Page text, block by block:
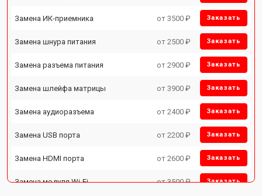
Замена ИК-приемника от 3500 ₽ Заказать
Замена шнура питания от 2500 ₽ Заказать
Замена разъема питания от 2900 ₽ Заказать
Замена шлейфа матрицы от 3900 ₽ Заказать
Замена аудиоразъема от 2400 ₽ Заказать
Замена USB порта от 2200 ₽ Заказать
Замена HDMI порта от 2600 ₽ Заказать
Замена модуля Wi-Fi от 3500 ₽ Заказать